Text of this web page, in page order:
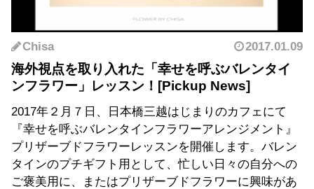
Chisa 2017.01.09
海外視点を取り入れた「幸せを呼ぶバレンタイ
ンフラワー」レッスン！
2017年２月７日、日本橋三越はじまりのカフェにて
『幸せを呼ぶバレンタインフラワーアレンジメント』
プリザーブドフラワーレッスンを開催します。バレン
タインのプチギフト用として、忙しい日々の自分への
ご褒美用に、またはプリザーブドフラワーに興味があ